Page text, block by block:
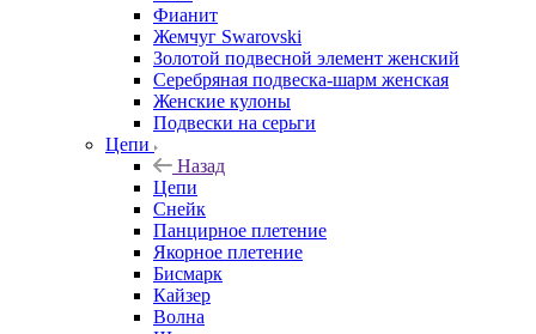
Фианит
Жемчуг Swarovski
Золотой подвесной элемент женcкий
Серебряная подвеска-шарм женская
Женские кулоны
Подвески на серьги
Цепи
Назад
Цепи
Снейк
Панцирное плетение
Якорное плетение
Бисмарк
Кайзер
Волна